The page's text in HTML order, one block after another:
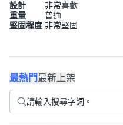
設計 非常喜歡
重量
普通
堅固程度 非常堅固
最熱門最新上架